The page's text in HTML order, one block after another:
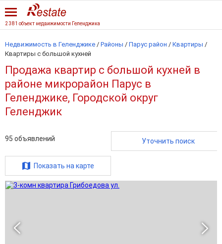
2 381 объект недвижимости Геленджика
Недвижимость в Геленджике / Районы / Парус район / Квартиры /
Квартиры с большой кухней
Продажа квартир с большой кухней в
районе микрорайон Парус в
Геленджике, Городской округ
Геленджик
95 объявлений Уточнить поиск
Показать на карте